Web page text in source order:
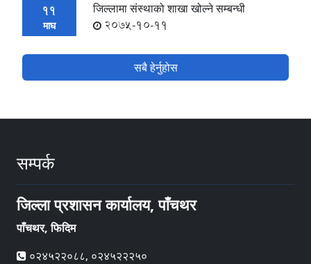
11
माघ
जिल्लामा संस्थाको शाखा खोल्ने सम्बन्धी
2075-10-11
सबै हेर्नुहोस
सम्पर्क
जिल्ला प्रशासन कार्यालय, पाँचथर
पाँचथर, फिदिम
०२४५२२०८८, ०२४५२२२५०